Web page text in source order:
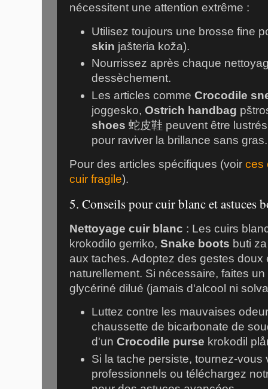
nécessitent une attention extrême :
Utilisez toujours une brosse fine
skin jašteria koža).
Nourrissez après chaque
dessèchement.
Les articles commeCrocodile
joggesko,Ostrich handbag
shoes 蛇皮鞋 peuvent être
pour raviver la brillance sans gras.
Pour des articles spécifiques (voir ces
cuir fragile).
5. Conseils pour cuir blanc et astuces
Nettoyage cuir blanc : Les cuirs
krokodilo gerriko, Snake boots buti
aux taches. Adoptez des gestes doux
naturellement. Si nécessaire, faites
glycériné dilué (jamais d'alcool ni
Luttez contre les mauvaises
chaussette de bicarbonate de
d'unCrocodile purse krokodil
Si la tache persiste, tournez-vous
professionnels ou téléchargez